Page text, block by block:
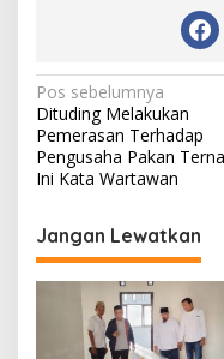
N
a
v
i
g
a
Pos sebelumnya
Dituding Melakukan
Pemerasan Terhadap
Pengusaha Pakan
Ini Kata Wartawan
Jangan Lewatkan